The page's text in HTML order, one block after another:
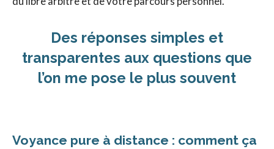
Des réponses simples et
transparentes aux questions que
l’on me pose le plus souvent
Voyance pure à distance : comment ça